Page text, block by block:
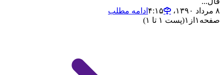
۸ مرداد ۱۳۹۰،‏ ۴:۱۵
ادامه مطلب
صفحه ۱ از ۱(پست ۱ تا ۱)